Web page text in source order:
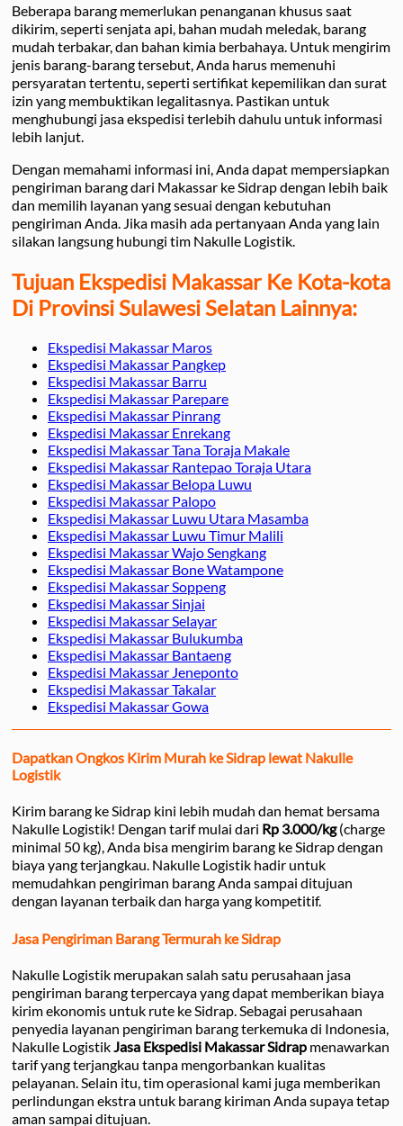
Beberapa barang memerlukan penanganan khusus saat
dikirim, seperti senjata api, bahan mudah meledak, barang
mudah terbakar, dan bahan kimia berbahaya. Untuk mengirim
jenis barang-barang tersebut, Anda harus memenuhi
persyaratan tertentu, seperti sertifikat kepemilikan dan surat
izin yang membuktikan legalitasnya. Pastikan untuk
menghubungi jasa ekspedisi terlebih dahulu untuk informasi
lebih lanjut.
Dengan memahami informasi ini, Anda dapat mempersiapkan
pengiriman barang dari Makassar ke Sidrap dengan lebih baik
dan memilih layanan yang sesuai dengan kebutuhan
pengiriman Anda. Jika masih ada pertanyaan Anda yang lain
silakan langsung hubungi tim Nakulle Logistik.
Tujuan Ekspedisi Makassar Ke Kota-kota
Di Provinsi Sulawesi Selatan Lainnya:
Ekspedisi Makassar Maros
Ekspedisi Makassar Pangkep
Ekspedisi Makassar Barru
Ekspedisi Makassar Parepare
Ekspedisi Makassar Pinrang
Ekspedisi Makassar Enrekang
Ekspedisi Makassar Tana Toraja Makale
Ekspedisi Makassar Rantepao Toraja Utara
Ekspedisi Makassar Belopa Luwu
Ekspedisi Makassar Palopo
Ekspedisi Makassar Luwu Utara Masamba
Ekspedisi Makassar Luwu Timur Malili
Ekspedisi Makassar Wajo Sengkang
Ekspedisi Makassar Bone Watampone
Ekspedisi Makassar Soppeng
Ekspedisi Makassar Sinjai
Ekspedisi Makassar Selayar
Ekspedisi Makassar Bulukumba
Ekspedisi Makassar Bantaeng
Ekspedisi Makassar Jeneponto
Ekspedisi Makassar Takalar
Ekspedisi Makassar Gowa
Dapatkan Ongkos Kirim Murah ke Sidrap lewat Nakulle
Logistik
Kirim barang ke Sidrap kini lebih mudah dan hemat bersama
Nakulle Logistik! Dengan tarif mulai dari Rp 3.000/kg(charge
minimal 50 kg), Anda bisa mengirim barang ke Sidrap dengan
biaya yang terjangkau. Nakulle Logistik hadir untuk
memudahkan pengiriman barang Anda sampai ditujuan
dengan layanan terbaik dan harga yang kompetitif.
Jasa Pengiriman Barang Termurah ke Sidrap
Nakulle Logistik merupakan salah satu perusahaan jasa
pengiriman barang terpercaya yang dapat memberikan biaya
kirim ekonomis untuk rute ke Sidrap. Sebagai perusahaan
penyedia layanan pengiriman barang terkemuka di Indonesia,
Nakulle Logistik Jasa Ekspedisi Makassar Sidrap menawarkan
tarif yang terjangkau tanpa mengorbankan kualitas
pelayanan. Selain itu, tim operasional kami juga memberikan
perlindungan ekstra untuk barang kiriman Anda supaya tetap
aman sampai ditujuan.